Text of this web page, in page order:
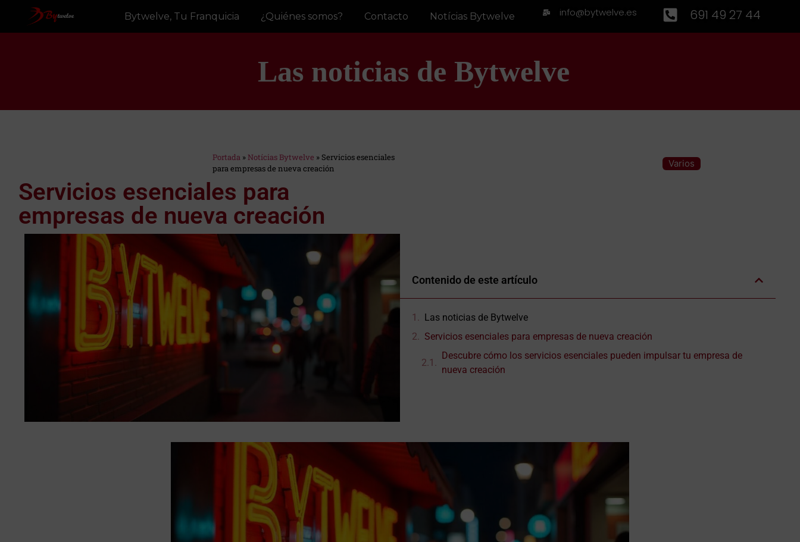
Bytwelve, Tu Franquicia ¿Quiénes somos? Contacto Notícias Bytwelve info@bytwelve.es 691 49 27 44
Las noticias de Bytwelve
Portada»Notícias Bytwelve » Servicios esenciales
para empresas de nueva creación
Varios
Servicios esenciales para
empresas de nueva creación
Contenido de este artículo
Las noticias de Bytwelve
Servicios esenciales para empresas de nueva creación
Descubre cómo los servicios esenciales pueden impulsar tu empresa de
nueva creación